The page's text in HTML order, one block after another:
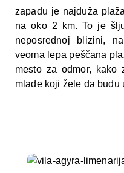
zapadu je najduža
na oko 2 km. To je
neposrednoj blizini,
veoma lepa peščana
mesto za odmor,
mlade koji žele da budu